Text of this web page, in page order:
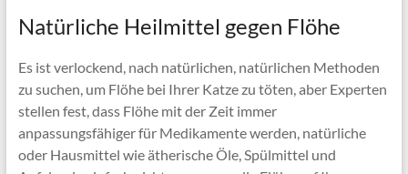
Natürliche Heilmittel gegen Flöhe
Es ist verlockend, nach natürlichen, natürlichen Methoden
zu suchen, um Flöhe bei Ihrer Katze zu töten, aber Experten
stellen fest, dass Flöhe mit der Zeit immer
anpassungsfähiger für Medikamente werden, natürliche
oder Hausmittel wie ätherische Öle, Spülmittel und